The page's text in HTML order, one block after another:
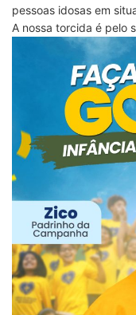
pessoas idosas em
A nossa torcida é pelo